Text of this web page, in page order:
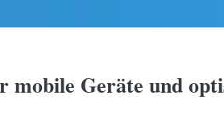
mobile Geräte und